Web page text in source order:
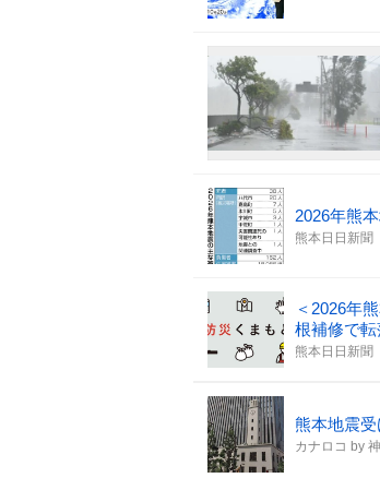
2026年熊
熊本日日新聞
＜2026年
根補修で転
熊本日日新聞
熊本地震
カナロコ by